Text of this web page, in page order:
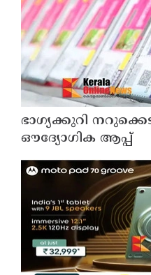
ഭാഗ്യക്കുറി
ഔദ്യോഗിക ആപ്പ്